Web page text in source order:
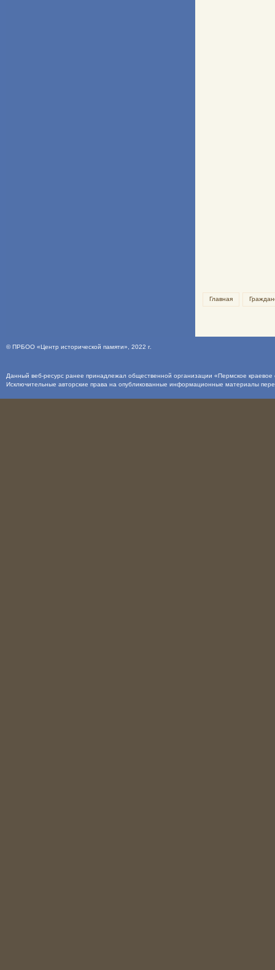
Главная
©ПРБОО «Центр исторической памяти» , 2022 г.
Данный веб-ресурс ранее принадлежал общественной организации «Пермское
Исключительные авторские права на опубликованные информационные материалы